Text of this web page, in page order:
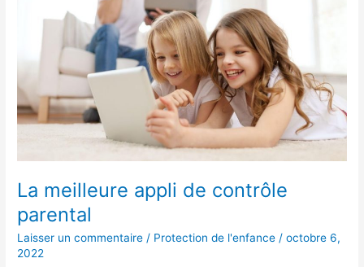
La meilleure appli de contrôle
parental
Laisser un commentaire / Protection de l'enfance /octobre 6,
2022